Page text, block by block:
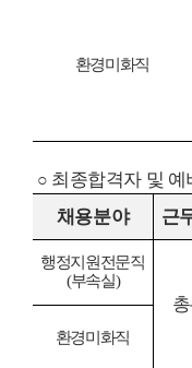
환경미화직
○ 최종합격자 및 예
채용분야
근
행정지원전문직
(부속실)
환경미화직